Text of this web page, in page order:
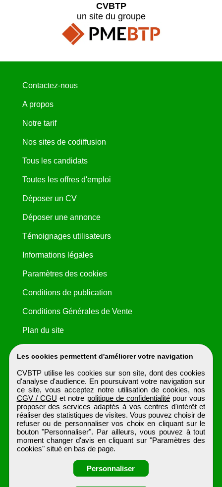
Les cookies permettent d'améliorer votre navigation
CVBTP utilise les cookies sur son site, dont des cookies
d'analyse d'audience. En poursuivant votre navigation sur
ce site, vous acceptez notre utilisation de cookies, nos
CGV / CGU et notre politique de confidentialité pour vous
proposer des services adaptés à vos centres d'intérêt et
réaliser des statistiques de visites. Vous pouvez choisir de
refuser ou de personnaliser vos choix en cliquant sur le
bouton "Personnaliser". Par ailleurs, vous pouvez à tout
moment changer d'avis en cliquant sur "Paramètres des
cookies" situé en bas de page.
Personnaliser
CVBTP
un site du groupe
Contactez-nous
A propos
Notre tarif
Nos sites de codiffusion
Tous les candidats
Toutes les offres d'emploi
Déposer un CV
Déposer une annonce
Témoignages utilisateurs
Informations légales
Paramètres des cookies
Conditions de publication
Conditions Générales de Vente
Plan du site